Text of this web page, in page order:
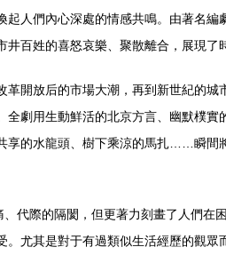
人們內心深處的情感共鳴。由著名
百姓的喜怒哀樂、聚散離合，展現了
開放后的市場大潮，再到新世紀的
劇用生動鮮活的北京方言、幽默樸
的水龍頭、樹下乘涼的馬扎……瞬間
際的隔閡，但更著力刻畫了人們在
尤其是對于有過類似生活經歷的觀